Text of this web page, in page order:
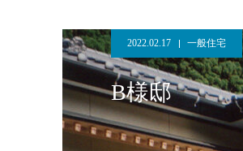
2022.02.17 一般住宅
B様邸